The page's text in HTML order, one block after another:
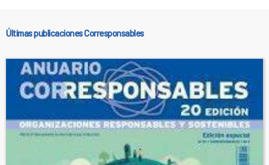
Últimas publicaciones Corresponsables